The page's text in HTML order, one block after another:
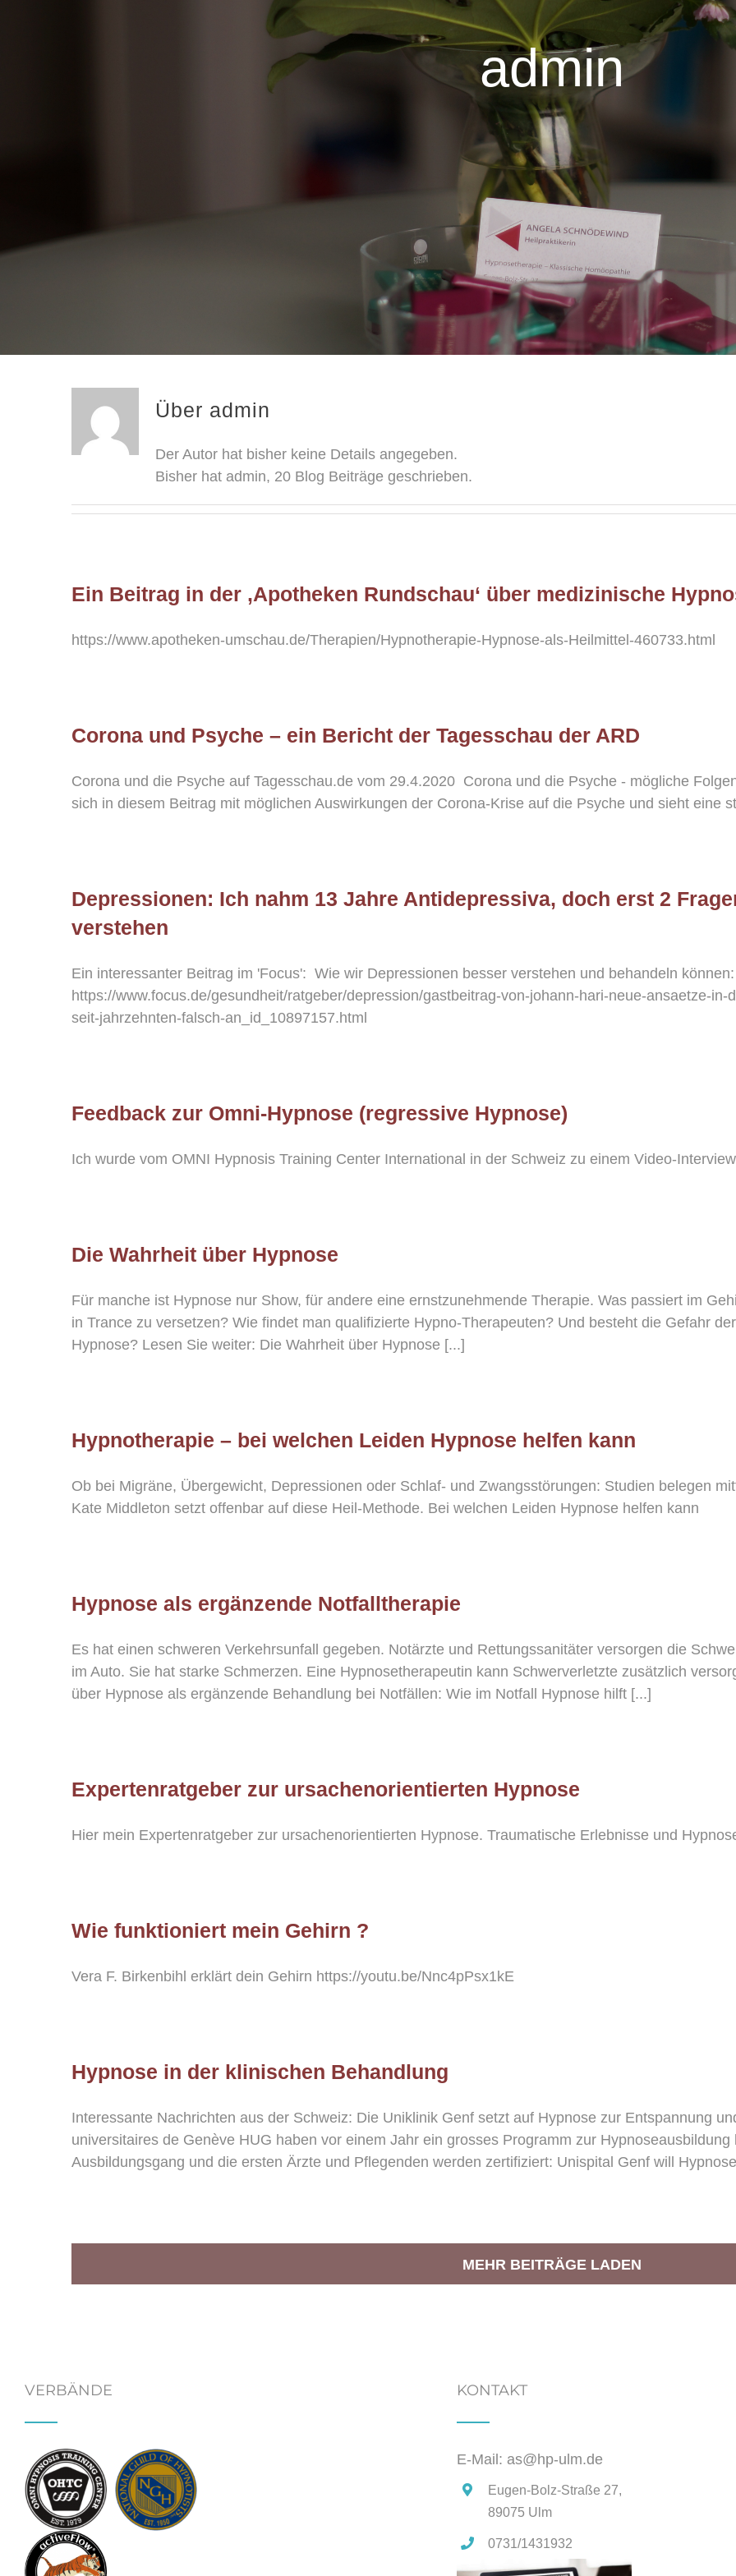
admin
Über admin
Der Autor hat bisher keine Details angegeben.
Bisher hat admin, 20 Blog Beiträge geschrieben.
Ein Beitrag in der ‚Apotheken Rundschau‘ über medizinische
https://www.apotheken-umschau.de/Therapien/Hypnotherapie-Hypnose-als-Heilmittel-460733.html
Corona und Psyche – ein Bericht der Tagesschau der ARD
Corona und die Psyche auf Tagesschau.de vom 29.4.2020 Corona und die Psyche - mögliche
sich in diesem Beitrag mit möglichen Auswirkungen der Corona-Krise auf die Psyche und sieht eine
Depressionen: Ich nahm 13 Jahre Antidepressiva, doch erst 2
verstehen
Ein interessanter Beitrag im 'Focus': Wie wir Depressionen besser verstehen und behandeln können:
https://www.focus.de/gesundheit/ratgeber/depression/gastbeitrag-von-johann-hari-neue-ansaetze-
seit-jahrzehnten-falsch-an_id_10897157.html
Feedback zur Omni-Hypnose (regressive Hypnose)
Ich wurde vom OMNI Hypnosis Training Center International in der Schweiz zu einem Video-
Die Wahrheit über Hypnose
Für manche ist Hypnose nur Show, für andere eine ernstzunehmende Therapie. Was passiert im
in Trance zu versetzen? Wie findet man qualifizierte Hypno-Therapeuten? Und besteht die Gefahr
Hypnose? Lesen Sie weiter: Die Wahrheit über Hypnose [...]
Hypnotherapie – bei welchen Leiden Hypnose helfen kann
Ob bei Migräne, Übergewicht, Depressionen oder Schlaf- und Zwangsstörungen: Studien belegen
Kate Middleton setzt offenbar auf diese Heil-Methode. Bei welchen Leiden Hypnose helfen kann
Hypnose als ergänzende Notfalltherapie
Es hat einen schweren Verkehrsunfall gegeben. Notärzte und Rettungssanitäter versorgen die
im Auto. Sie hat starke Schmerzen. Eine Hypnosetherapeutin kann Schwerverletzte zusätzlich
über Hypnose als ergänzende Behandlung bei Notfällen: Wie im Notfall Hypnose hilft [...]
Expertenratgeber zur ursachenorientierten Hypnose
Hier mein Expertenratgeber zur ursachenorientierten Hypnose. Traumatische Erlebnisse und
Wie funktioniert mein Gehirn ?
Vera F. Birkenbihl erklärt dein Gehirn https://youtu.be/Nnc4pPsx1kE
Hypnose in der klinischen Behandlung
Interessante Nachrichten aus der Schweiz: Die Uniklinik Genf setzt auf Hypnose zur Entspannung
universitaires de Genève HUG haben vor einem Jahr ein grosses Programm zur
Ausbildungsgang und die ersten Ärzte und Pflegenden werden zertifiziert: Unispital Genf will
MEHR BEITRÄGE LADEN
VERBÄNDE KONTAKT
E-Mail: as@hp-ulm.de
Eugen-Bolz-Straße 27,
89075 Ulm
0731/1431932